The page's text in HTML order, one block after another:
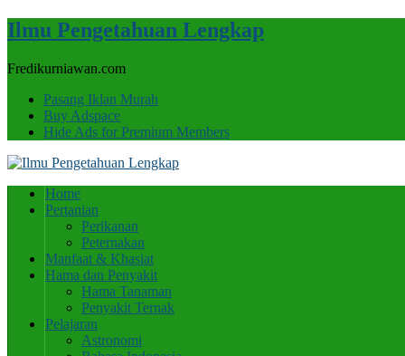
Ilmu Pengetahuan Lengkap
Fredikurniawan.com
Pasang Iklan Murah
Buy Adspace
Hide Ads for Premium Members
Home
Pertanian
Perikanan
Peternakan
Manfaat & Khasiat
Hama dan Penyakit
Hama Tanaman
Penyakit Ternak
Pelajaran
Astronomi